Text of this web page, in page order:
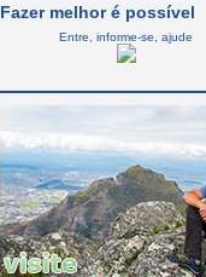
Fazer melhor é possível
Entre, informe-se, ajude